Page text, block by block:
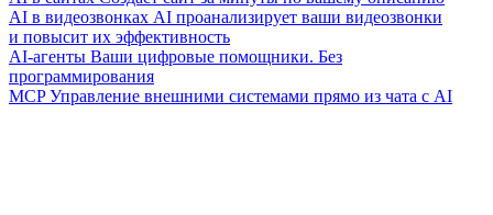
AI в видеозвонках AI проанализирует ваши видеозвонки
и повысит их эффективность
AI-агенты Ваши цифровые помощники. Без
программирования
MCP Управление внешними системами прямо из чата с AI